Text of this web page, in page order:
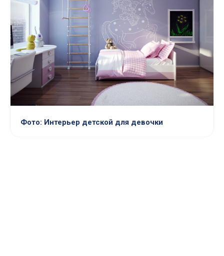
Фото: Интерьер детской для девочки